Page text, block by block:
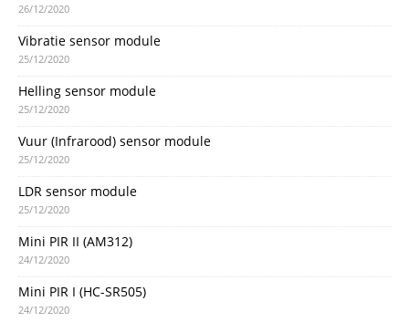
26/12/2020
Vibratie sensor module
25/12/2020
Helling sensor module
25/12/2020
Vuur (Infrarood) sensor module
25/12/2020
LDR sensor module
25/12/2020
Mini PIR II (AM312)
24/12/2020
Mini PIR I (HC-SR505)
24/12/2020